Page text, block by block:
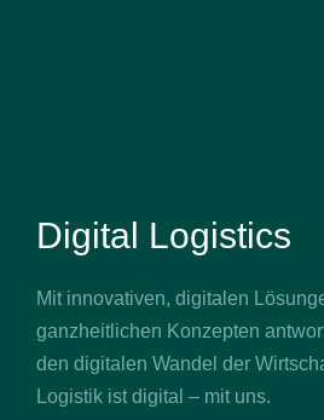
Digital Logistics
Mit innovativen, digitalen
ganzheitlichen Konzepten
den digitalen Wandel der
Logistik ist digital – mit uns.